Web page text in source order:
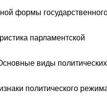
формы
парламентской
виды политических
политического